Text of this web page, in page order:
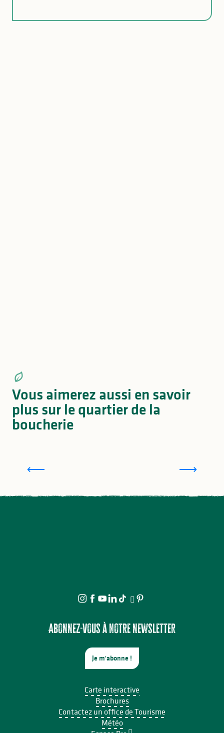
Vous aimerez aussi en savoir
plus sur le quartier de la
boucherie
Abonnez-vous à notre newsletter
Je m'abonne !
Carte interactive
Brochures
Contactez un office de Tourisme
Météo